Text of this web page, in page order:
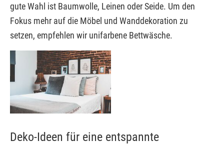
gute Wahl ist Baumwolle, Leinen oder Seide. Um den
Fokus mehr auf die Möbel und Wanddekoration zu
setzen, empfehlen wir unifarbene Bettwäsche.
Deko-Ideen für eine entspannte